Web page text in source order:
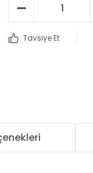
Tavsiye Et